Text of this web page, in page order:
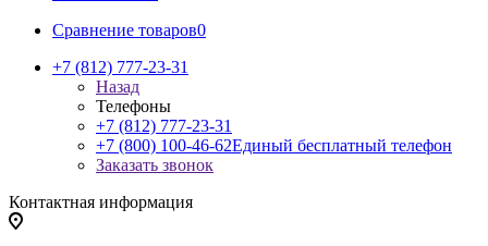
Сравнение товаров0
+7 (812) 777-23-31
Назад
Телефоны
+7 (812) 777-23-31
+7 (800) 100-46-62Единый бесплатный телефон
Заказать звонок
Контактная информация